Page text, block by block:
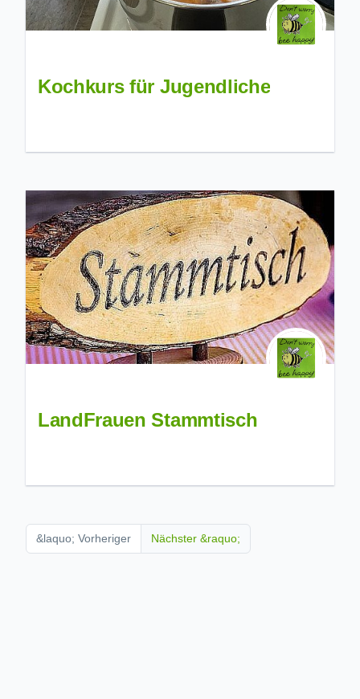
Kochkurs für Jugendliche
LandFrauen Stammtisch
&laquo; Vorheriger Nächster &raquo;